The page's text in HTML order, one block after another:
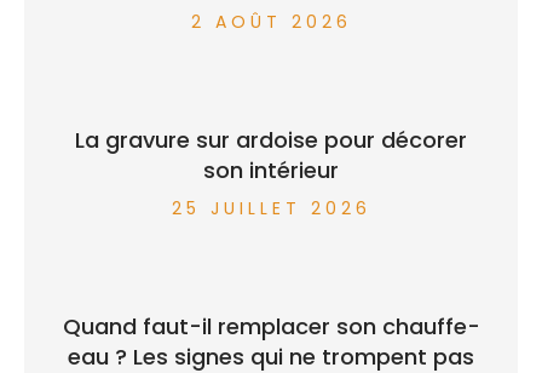
2 AOÛT 2026
La gravure sur ardoise pour décorer
son intérieur
25 JUILLET 2026
Quand faut-il remplacer son chauffe-
eau ? Les signes qui ne trompent pas